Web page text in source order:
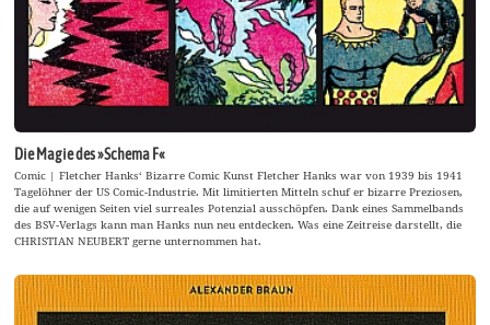
Die Magie des »Schema F«
Comic | Fletcher Hanks‘ Bizarre Comic Kunst Fletcher Hanks war von 1939 bis 1941
Tagelöhner der US Comic-Industrie. Mit limitierten Mitteln schuf er bizarre Preziosen,
die auf wenigen Seiten viel surreales Potenzial ausschöpfen. Dank eines Sammelbands
des BSV-Verlags kann man Hanks nun neu entdecken. Was eine Zeitreise darstellt, die
CHRISTIAN NEUBERT gerne unternommen hat.